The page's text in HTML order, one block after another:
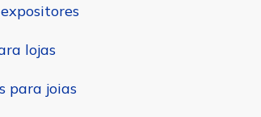
lojas
para joias